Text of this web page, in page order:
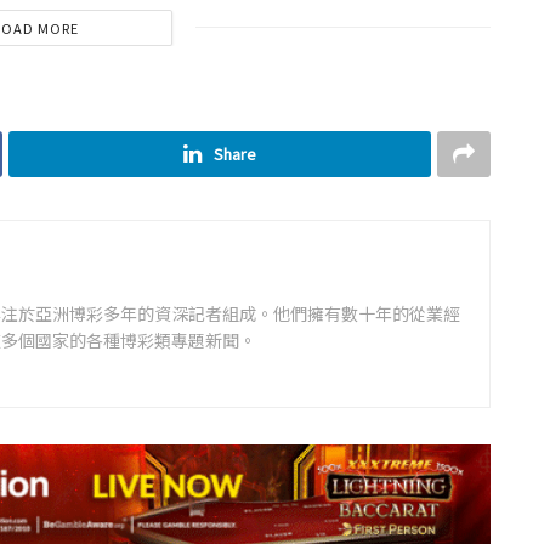
MORE
Share
於亞洲博彩多年的資深記者組成。他們擁有數十年的從業經
個國家的各種博彩類專題新聞。